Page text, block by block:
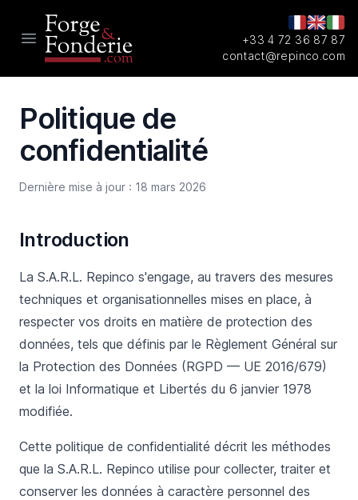
Open main menu
+33 4 72 36 87 87
contact@repinco.com
Politique de
confidentialité
Dernière mise à jour : 18 mars 2026
Introduction
La S.A.R.L. Repinco s'engage, au travers des mesures
techniques et organisationnelles mises en place, à
respecter vos droits en matière de protection des
données, tels que définis par le Règlement Général sur
la Protection des Données (RGPD — UE 2016/679)
et la loi Informatique et Libertés du 6 janvier 1978
modifiée.
Cette politique de confidentialité décrit les méthodes
que la S.A.R.L. Repinco utilise pour collecter, traiter et
conserver les données à caractère personnel des